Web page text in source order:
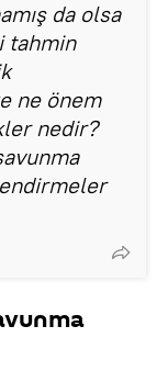
da olsa
tahmin
ne önem
nedir?